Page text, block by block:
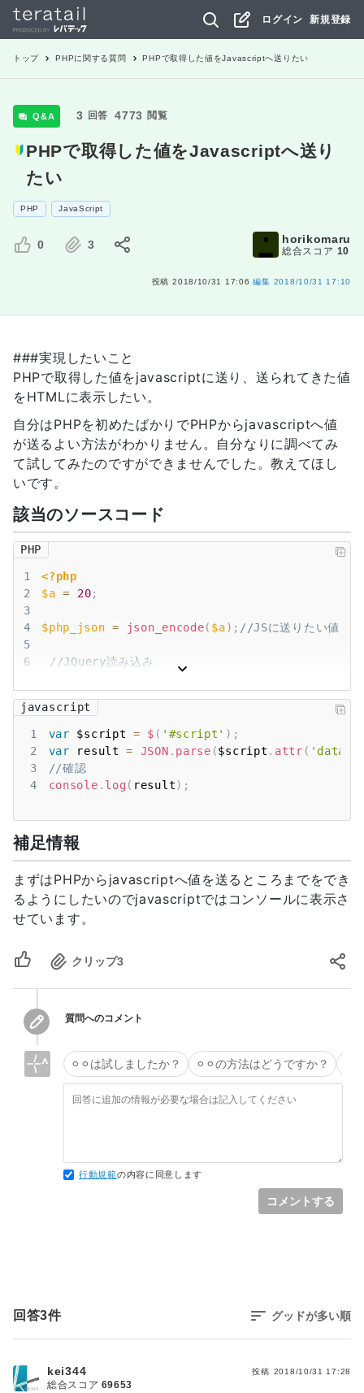
ログイン 新規登録
トップ PHPに関する質問 PHPで取得した値をJavascriptへ送りたい
Q&A 3 回答 4773 閲覧
PHPで取得した値をJavascriptへ送り
たい
PHP JavaScript
0 3 horikomaru
総合スコア 10
投稿 2018/10/31 17:06 編集 2018/10/31 17:10
###実現したいこと
PHPで取得した値をjavascriptに送り、送られてきた値
をHTMLに表示したい。
自分はPHPを初めたばかりでPHPからjavascriptへ値
が送るよい方法がわかりません。自分なりに調べてみ
て試してみたのですができませんでした。教えてほし
いです。
該当のソースコード
PHP
1
<?php
2
$a = 20;
3
4
$php_json = json_encode( $a) ; //JSに送りたい値
5
6
//JQuery読み込み
9
//ここでid属性を記述して、スクリプトタグに変数を埋
10
<script id= "script" type = "text/javascript"
11
12
javascript
1 var $script = $ ( '#script' ) ;
2
var result = JSON . parse ($script . attr ( 'data-
3
//確認
4
console . log ( result) ;
補足情報
まずはPHPからjavascriptへ値を送るところまでをでき
るようにしたいのでjavascriptではコンソールに表示さ
せています。
クリップ3
質問へのコメント
⚪︎⚪︎は試しましたか？ ⚪︎⚪︎の方法はどうですか？
行動規範の内容に同意します
コメントする
回答3件 グッドが多い順
投稿 2018/10/31 17:28
kei344
総合スコア 69653